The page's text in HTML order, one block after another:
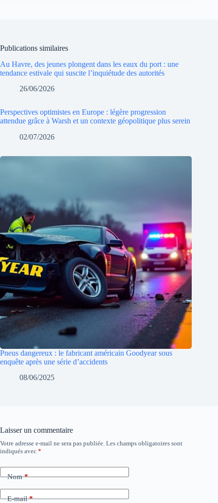
Publications similaires
Au Havre, des jeunes plongent dans les eaux du port : une
tendance estivale qui suscite l’inquiétude des autorités
26/06/2026
Perspectives optimistes en Europe : légère progression
attendue grâce à Warsh et un contexte géopolitique plus serein
02/07/2026
Pneus dangereux : le fabricant américain Goodyear sous
enquête après une série d’accidents
08/06/2025
Laisser un commentaire
Votre adresse e-mail ne sera pas publiée. Les champs obligatoires sont
indiqués avec *
Nom*
E-mail*